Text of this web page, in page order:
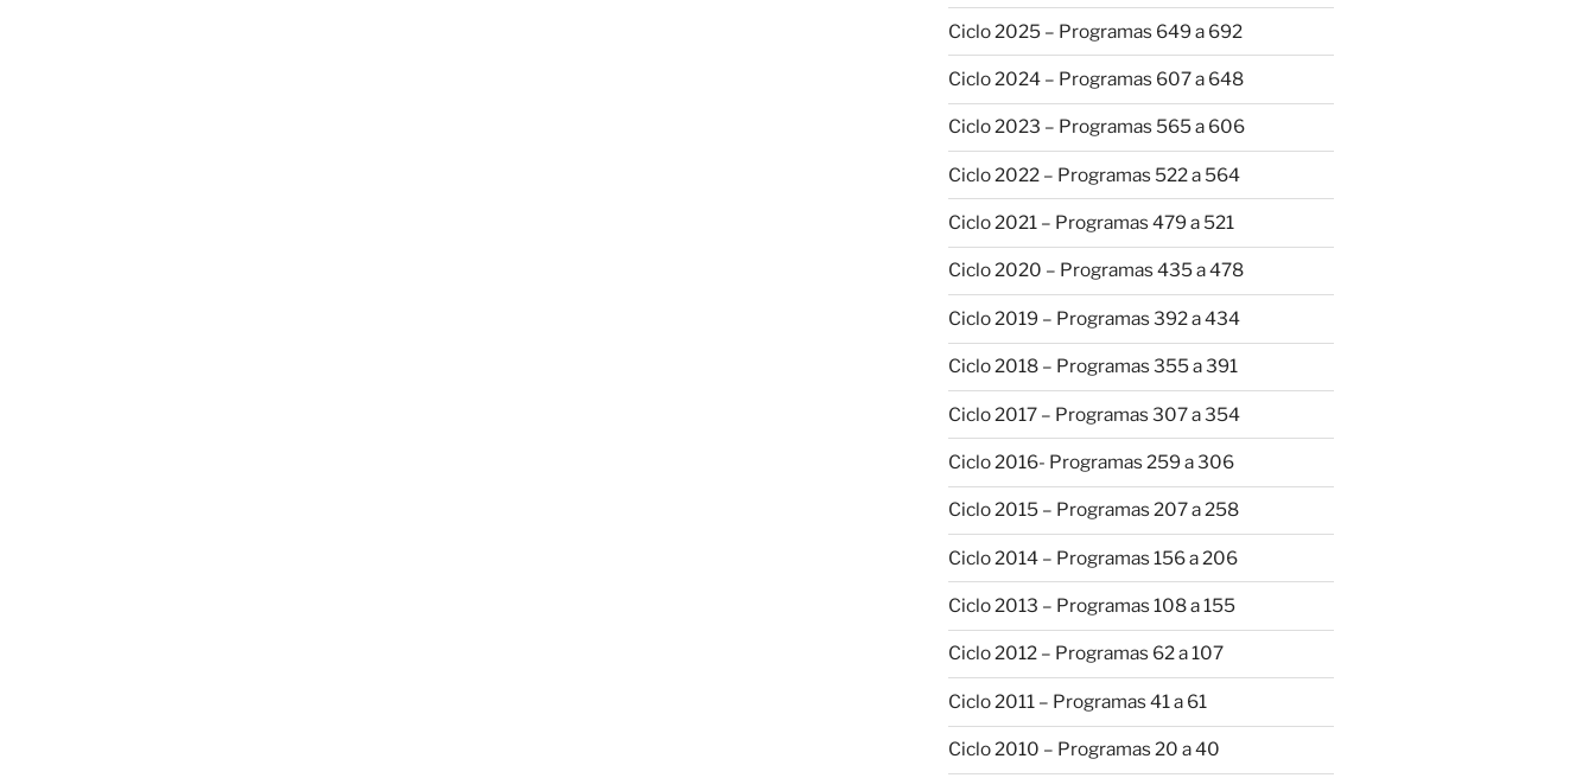
Ciclo 2025 – Programas 649 a 692
Ciclo 2024 – Programas 607 a 648
Ciclo 2023 – Programas 565 a 606
Ciclo 2022 – Programas 522 a 564
Ciclo 2021 – Programas 479 a 521
Ciclo 2020 – Programas 435 a 478
Ciclo 2019 – Programas 392 a 434
Ciclo 2018 – Programas 355 a 391
Ciclo 2017 – Programas 307 a 354
Ciclo 2016- Programas 259 a 306
Ciclo 2015 – Programas 207 a 258
Ciclo 2014 – Programas 156 a 206
Ciclo 2013 – Programas 108 a 155
Ciclo 2012 – Programas 62 a 107
Ciclo 2011 – Programas 41 a 61
Ciclo 2010 – Programas 20 a 40